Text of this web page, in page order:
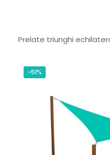
Prelate triunghi
-51%